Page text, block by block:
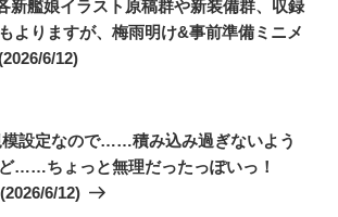
新艦娘イラスト原稿群や新装備群、収録
よりますが、梅雨明け&事前準備ミニメ
6/12)
模設定なので……積み込み過ぎないよう
……ちょっと無理だったっぽいっ！
6/12)